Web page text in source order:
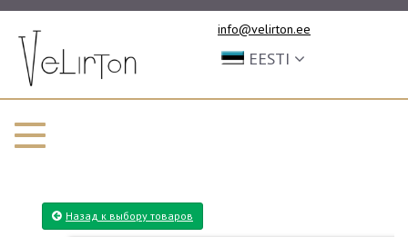
info@velirton.ee
EESTI
Назад к выбору товаров